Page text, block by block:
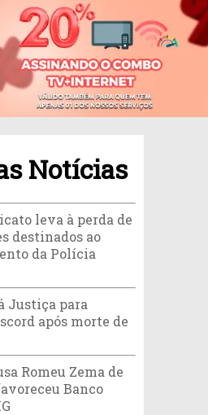
Notícias
leva à perda de
destinados ao
da Polícia
Justiça para
após morte de
Romeu Zema de
Banco